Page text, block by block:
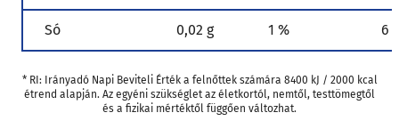
Só 0,02 g 1 % 6 g
* RI: Irányadó Napi Beviteli Érték a felnőttek számára 8400 kJ / 2000 kcal
étrend alapján. Az egyéni szükséglet az életkortól, nemtől, testtömegtől
és a fizikai mértéktől függően változhat.